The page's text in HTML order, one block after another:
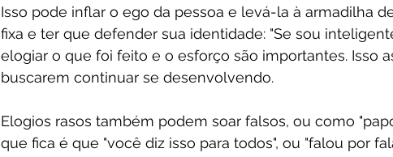
Isso pode inflar o ego da pessoa e levá-la à armadilha
fixa e ter que defender sua identidade: "Se sou
elogiar o que foi feito e o esforço são importantes. Isso
buscarem continuar se desenvolvendo.
Elogios rasos também podem soar falsos, ou como
que fica é que "você diz isso para todos", ou "falou por